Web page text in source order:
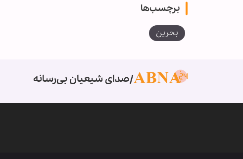
برچسب‌ها
بحرین
صدای شیعیان بی‌رسانه